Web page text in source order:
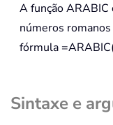
A funçãoARABIC
números
fórmula
Sintaxe e